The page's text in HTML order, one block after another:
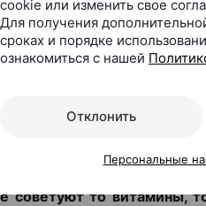
нужно
остается все
советуют то витамины,
cookie или изменить свое
Для получения
сроках и порядке
ознакомиться с нашей
Отклонить
Персональные